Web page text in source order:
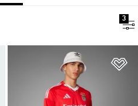
3
Op verlanglijst zetten